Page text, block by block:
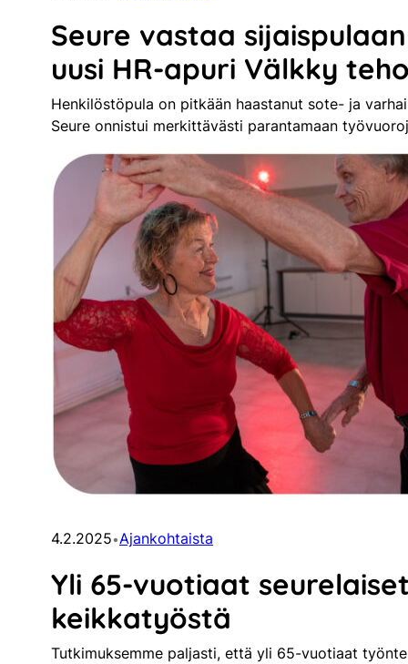
Seure vastaa
uusi HR-apuri Välkky
Henkilöstöpula on pitkään haastanut sote- ja
Seure onnistui merkittävästi parantamaan
4.2.2025•Ajankohtaista
Yli 65-vuotiaat
keikkatyöstä
Tutkimuksemme paljasti, että yli 65-vuotiaat